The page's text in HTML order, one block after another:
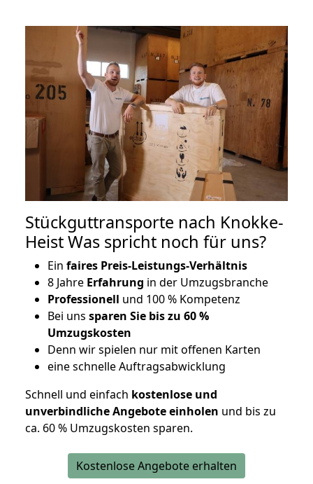
Stückguttransporte nach Knokke-
Heist Was spricht noch für uns?
Ein faires Preis-Leistungs-Verhältnis
8 Jahre Erfahrung in der Umzugsbranche
Professionell und 100 % Kompetenz
Bei uns sparen Sie bis zu 60 %
Umzugskosten
Denn wir spielen nur mit offenen Karten
eine schnelle Auftragsabwicklung
Schnell und einfach kostenlose und
unverbindliche Angebote einholen und bis zu
ca. 60 % Umzugskosten sparen.
Kostenlose Angebote erhalten